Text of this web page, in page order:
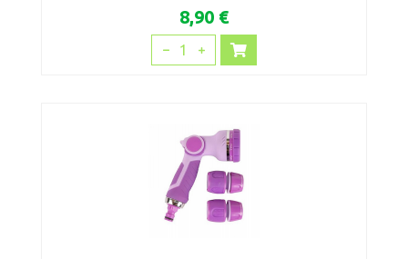
8,90 €
1